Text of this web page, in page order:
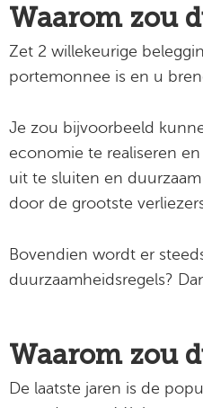
Waarom zou
Zet 2 willekeurige
portemonnee is en u
Je zou bijvoorbeeld
economie te realiseren
uit te sluiten en
door de grootste
Bovendien wordt er
duurzaamheidsregels?
Waarom zou
De laatste jaren is de